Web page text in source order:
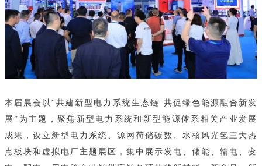
本届展会以“共建新型电力系统生态链·共促绿色能源融合新发
展”为主题，聚焦新型电力系统和新型能源体系相关产业发展
成果，设立新型电力系统、源网荷储碳数、水核风光氢三大热
点板块和虚拟电厂主题展区，集中展示发电、储能、输电、变